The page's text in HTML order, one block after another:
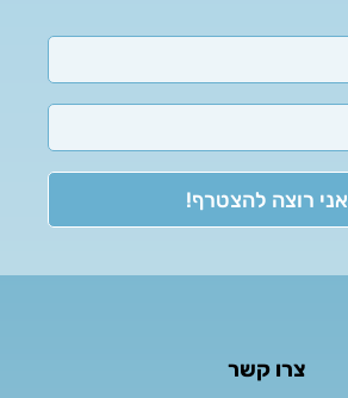
אני רוצה להצטרף!
צרו קשר